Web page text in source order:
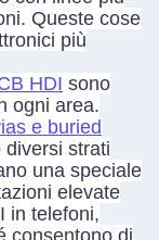
Queste cose
più
HDI sono
ogni area.
e buried
diversi strati
una speciale
elevate
in telefoni,
consentono di